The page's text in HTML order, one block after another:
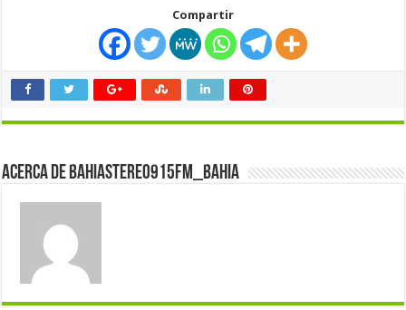
Compartir
Acerca de bahiastereo915fm_bahia